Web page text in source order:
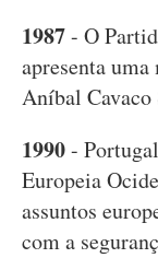
1987- O
apresenta uma
Aníbal Cavaco
1990-
Europeia
assuntos
com a